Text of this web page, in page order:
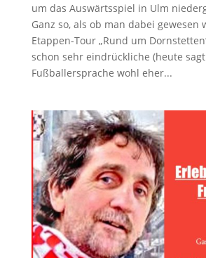
um das Auswärtsspiel in Ulm
Ganz so, als ob man dabei gewesen
Etappen-Tour „Rund um
schon sehr eindrückliche (heute
Fußballersprache wohl eher...